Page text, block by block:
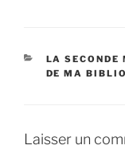
CATÉGORIES
LA SECONDE
DE MA
Laisser un